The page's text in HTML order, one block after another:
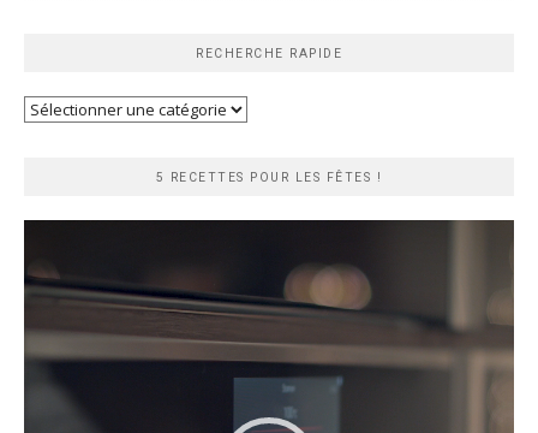
RECHERCHE RAPIDE
Recherche
5 RECETTES POUR LES FÊTES !